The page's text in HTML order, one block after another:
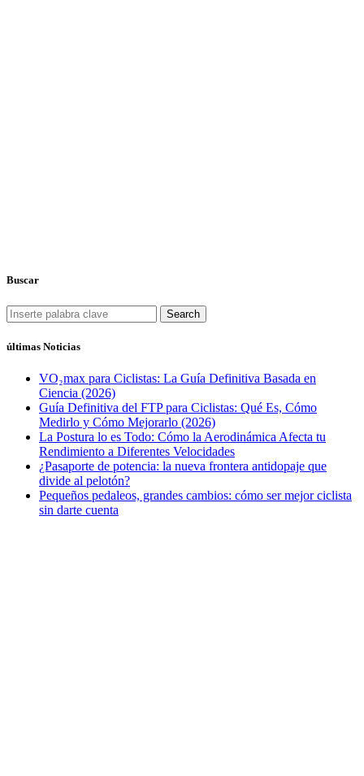
Buscar
Search
últimas Noticias
VO₂max para Ciclistas: La Guía Definitiva Basada en
Ciencia (2026)
Guía Definitiva del FTP para Ciclistas: Qué Es, Cómo
Medirlo y Cómo Mejorarlo (2026)
La Postura lo es Todo: Cómo la Aerodinámica Afecta tu
Rendimiento a Diferentes Velocidades
¿Pasaporte de potencia: la nueva frontera antidopaje que
divide al pelotón?
Pequeños pedaleos, grandes cambios: cómo ser mejor ciclista
sin darte cuenta